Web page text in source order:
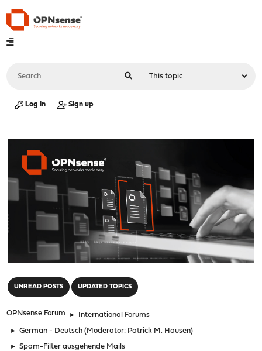
Log in Sign up
UNREAD POSTS UPDATED TOPICS
OPNsense Forum ► International Forums
► German - Deutsch (Moderator: Patrick M. Hausen)
► Spam-Filter ausgehende Mails